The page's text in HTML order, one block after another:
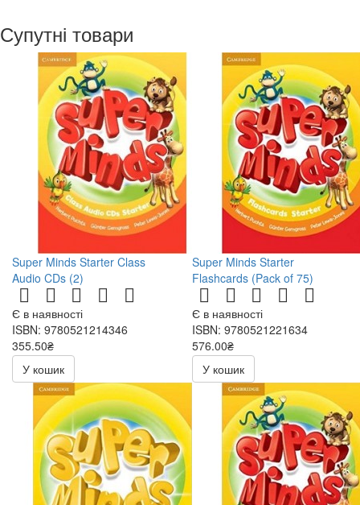
Супутні товари
Super Minds Starter Class
Audio CDs (2)
Є в наявності
ISBN: 9780521214346
355.50₴
711.00₴
У кошик
Super Minds Starter
Flashcards (Pack of 75)
Є в наявності
ISBN: 9780521221634
576.00₴
1152.00₴
У кошик